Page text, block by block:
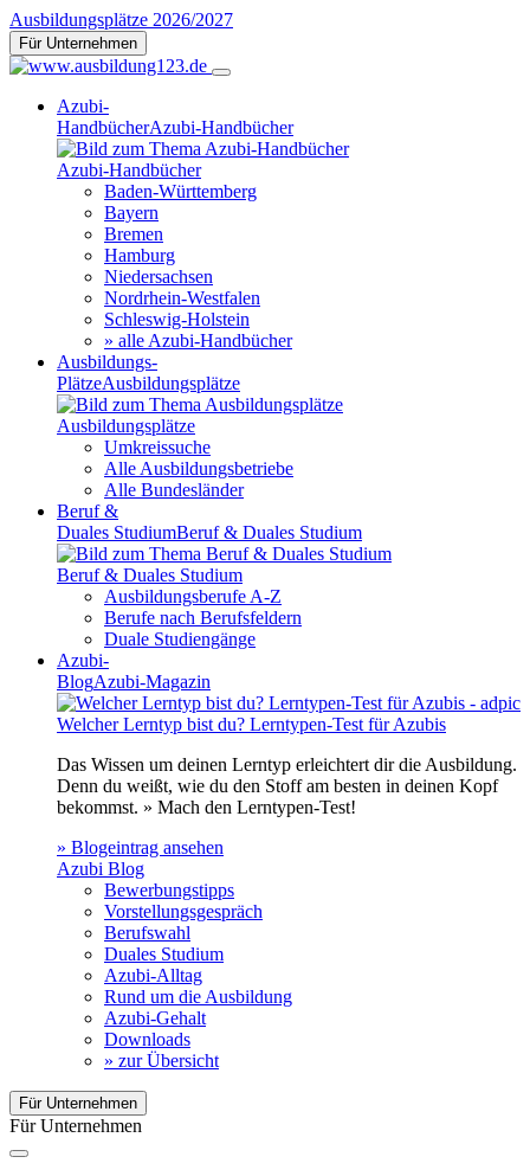
Ausbildungsplätze 2026/2027
Für Unternehmen
Azubi-
HandbücherAzubi-Handbücher
Azubi-Handbücher
Baden-Württemberg
Bayern
Bremen
Hamburg
Niedersachsen
Nordrhein-Westfalen
Schleswig-Holstein
» alle Azubi-Handbücher
Ausbildungs-
PlätzeAusbildungsplätze
Ausbildungsplätze
Umkreissuche
Alle Ausbildungsbetriebe
Alle Bundesländer
Beruf &
Duales StudiumBeruf & Duales Studium
Beruf & Duales Studium
Ausbildungsberufe A-Z
Berufe nach Berufsfeldern
Duale Studiengänge
Azubi-
BlogAzubi-Magazin
Welcher Lerntyp bist du? Lerntypen-Test für Azubis
Das Wissen um deinen Lerntyp erleichtert dir die Ausbildung.
Denn du weißt, wie du den Stoff am besten in deinen Kopf
bekommst. » Mach den Lerntypen-Test!
» Blogeintrag ansehen
Azubi Blog
Bewerbungstipps
Vorstellungsgespräch
Berufswahl
Duales Studium
Azubi-Alltag
Rund um die Ausbildung
Azubi-Gehalt
Downloads
» zur Übersicht
Für Unternehmen
Für Unternehmen